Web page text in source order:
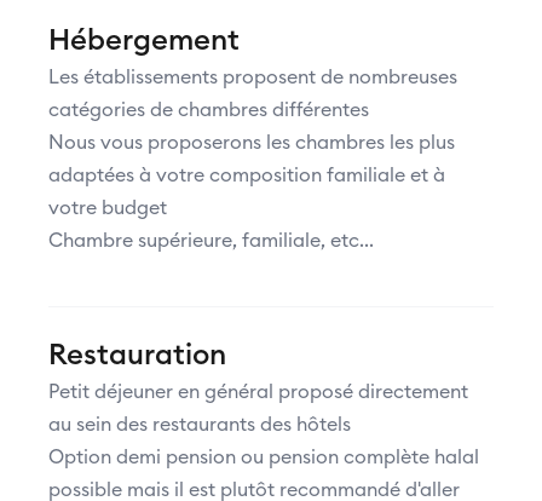
Hébergement
Les établissements proposent de nombreuses
catégories de chambres différentes
Nous vous proposerons les chambres les plus
adaptées à votre composition familiale et à
votre budget
Chambre supérieure, familiale, etc...
Restauration
Petit déjeuner en général proposé directement
au sein des restaurants des hôtels
Option demi pension ou pension complète halal
possible mais il est plutôt recommandé d'aller